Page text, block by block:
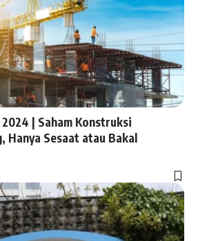
2024 | Saham Konstruksi
Hanya Sesaat atau Bakal